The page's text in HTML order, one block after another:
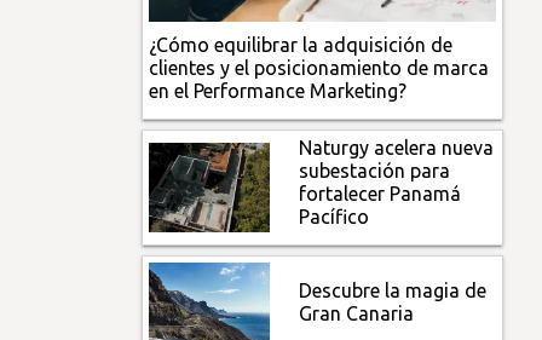
¿Cómo equilibrar la adquisición de
clientes y el posicionamiento de marca
en el Performance Marketing?
Naturgy acelera nueva
subestación para
fortalecer Panamá
Pacífico
Descubre la magia de
Gran Canaria